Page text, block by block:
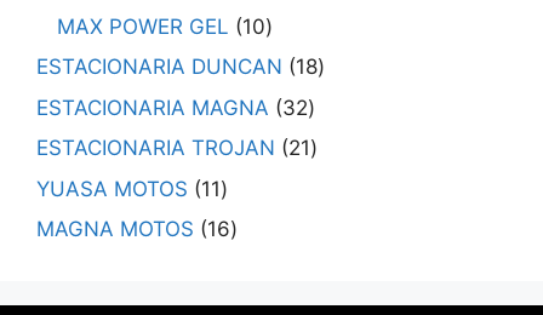
MAX POWER GEL
10
ESTACIONARIA DUNCAN
18
ESTACIONARIA MAGNA
32
ESTACIONARIA TROJAN
21
YUASA MOTOS
11
MAGNA MOTOS
16